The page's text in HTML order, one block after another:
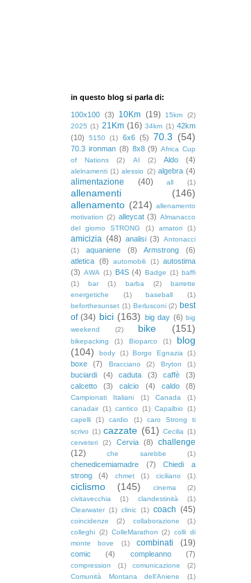
in questo blog si parla di:
100x100 (3) 10Km (19) 15km
(2)
2025 (1) 21Km (16) 34km (1) 42km
(10)
5150 (1) 6x6 (5) 70.3 (54)
70.3 ironman (8) 8x8 (9) Africa Cup
of Nations
(2) AI (2) Aldo (4)
alelnamenti (1) alessio (2) algebra (4)
alimentazione (40) all (1)
allenamenti
(146)
allenamento (214) allenamento
motivation (2) alleycat (3) Almanacco
del giorno STRONG
(1) amatori (1)
amicizia (48) analisi (3)
Antonacci
(1)
aquaniene (8) Armstrong
(6)
atletica (8) automobili (1) autostima
(3) AWA (1) B4S (4) Badge (1) baffi
(1)
bar (1) barba (2)
barrette
energetiche
(1) baseball
(1)
beforthesunset (1) Berlusconi (2) best
of (34) bici (163) big day (6) big
weekend
(2) bike (151)
bikepacking (1) Bioparco (1)
blog
(104)
body (1) Borgo Egnazia (1)
boxe (7) Bracciano (2) Bryton (1)
buciardi (4) caduta (3) caffè
(3)
calcetto
(3) calcio (4) caldo (8)
Campionati Italiani (1) Canada
(1)
canadair (1) cantico (1) Capalbio
(1)
capelli
(1) cardio (1)
caro Strong ti
scrivo (1) cazzate (61) Cecilia (1)
cerveteri
(2) Cervia (8)
challenge
(12)
che sarebbe (1)
chenedicemiamadre (7)
Chiedi a
strong
(4) chmet (1) ciciliano (1)
ciclismo (145) cinema
(2)
civitavecchia
(1) clandestinità
(1)
Clearwater (1) clinic (1) coach (45)
coincidenze (2) collaborazione
(1)
colleghi (2) ColleMarathon (2) colli di
monte bove
(1) combinati (19)
comic (4) compleanno (7)
compression (1) comunicazione
(2)
Comunità Montana dell'Aniene
(1)